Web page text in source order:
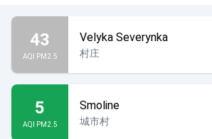
43
AQI PM2.5
Velyka Severynka
村庄
5
AQI PM2.5
Smoline
城市村